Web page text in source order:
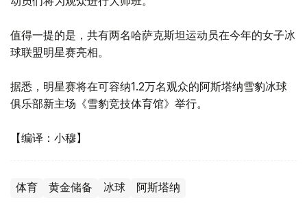
值得一提的是，共有两名哈萨克斯坦运动员在今年的女子冰
球联盟明星赛亮相。
据悉，明星赛将在可容纳1.2万名观众的阿斯塔纳雪豹冰球
俱乐部新主场《雪豹竞技体育馆》举行。
【编译：小穆】
体育 黄金储备 冰球 阿斯塔纳